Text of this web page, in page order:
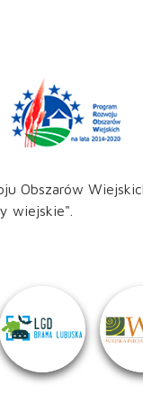
Obszarów
wiejskie".